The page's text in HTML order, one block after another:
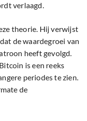
verlaagd.
theorie. Hij verwijst
de waardegroei van
heeft gevolgd.
is een reeks
periodes te zien.
de